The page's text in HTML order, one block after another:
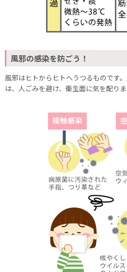
風邪の感染を防ごう！
風邪はヒトからヒトへうつるものです
は、人ごみを避け、衛生面に気を配りま